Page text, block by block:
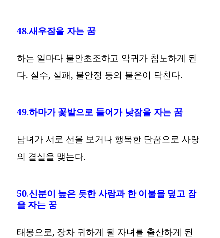
48.새우잠을 자는 꿈
하는 일마다 불안초조하고 악귀가 침노하게 된
다. 실수, 실패, 불안정 등의 불운이 닥친다.
49.하마가 꽃밭으로 들어가 낮잠을 자는 꿈
남녀가 서로 선을 보거나 행복한 단꿈으로 사랑
의 결실을 맺는다.
50.신분이 높은 듯한 사람과 한 이불을 덮고 잠
을 자는 꿈
태몽으로, 장차 귀하게 될 자녀를 출산하게 된